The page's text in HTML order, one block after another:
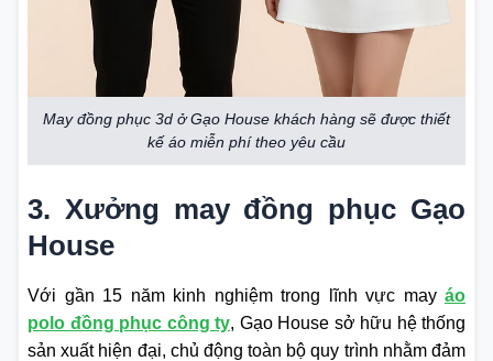
May đồng phục 3d ở Gạo House khách hàng sẽ được thiết
kế áo miễn phí theo yêu cầu
3. Xưởng may đồng phục Gạo
House
Với gần 15 năm kinh nghiệm trong lĩnh vực may áo
polo đồng phục công ty, Gạo House sở hữu hệ thống
sản xuất hiện đại, chủ động toàn bộ quy trình nhằm đảm